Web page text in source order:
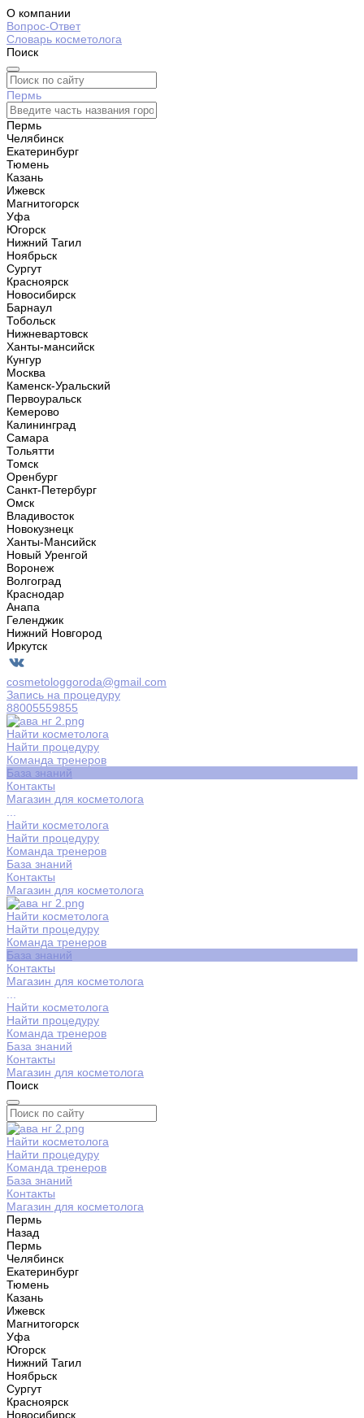
О компании
Вопрос-Ответ
Словарь косметолога
Поиск
Пермь
Пермь
Челябинск
Екатеринбург
Тюмень
Казань
Ижевск
Магнитогорск
Уфа
Югорск
Нижний Тагил
Ноябрьск
Сургут
Красноярск
Новосибирск
Барнаул
Тобольск
Нижневартовск
Ханты-мансийск
Кунгур
Москва
Каменск-Уральский
Первоуральск
Кемерово
Калининград
Самара
Тольятти
Томск
Оренбург
Санкт-Петербург
Омск
Владивосток
Новокузнецк
Ханты-Мансийск
Новый Уренгой
Воронеж
Волгоград
Краснодар
Анапа
Геленджик
Нижний Новгород
Иркутск
cosmetologgoroda@gmail.com
Запись на процедуру
88005559855
Найти косметолога
Найти процедуру
Команда тренеров
База знаний
Контакты
Магазин для косметолога
Найти косметолога
Найти процедуру
Команда тренеров
База знаний
Контакты
Магазин для косметолога
Найти косметолога
Найти процедуру
Команда тренеров
База знаний
Контакты
Магазин для косметолога
Найти косметолога
Найти процедуру
Команда тренеров
База знаний
Контакты
Магазин для косметолога
Поиск
Найти косметолога
Найти процедуру
Команда тренеров
База знаний
Контакты
Магазин для косметолога
Пермь
Назад
Пермь
Челябинск
Екатеринбург
Тюмень
Казань
Ижевск
Магнитогорск
Уфа
Югорск
Нижний Тагил
Ноябрьск
Сургут
Красноярск
Новосибирск